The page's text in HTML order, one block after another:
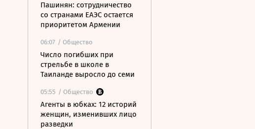
Пашинян: сотрудничество
со странами ЕАЭС остается
приоритетом Армении
06:07 / Общество
Число погибших при
стрельбе в школе в
Таиланде выросло до семи
05:55 / Общество
Агенты в юбках: 12 историй
женщин, изменивших лицо
разведки